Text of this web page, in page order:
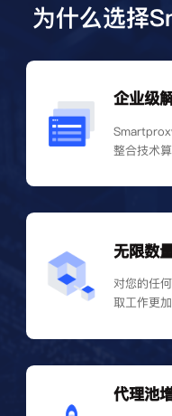
为什么选择
企业级
整合技术
无限数
对您的任
取工作更
代理池